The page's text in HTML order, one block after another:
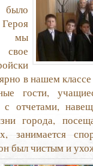
было
мы
свое
в нашем
гости,
с отчетами,
города,
занимается
был чистым и